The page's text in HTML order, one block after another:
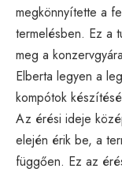
megkönnyítette a
termelésben. Ez a
meg a
Elberta legyen a
kompótok
Az érési ideje
elején érik be, a
függően. Ez az